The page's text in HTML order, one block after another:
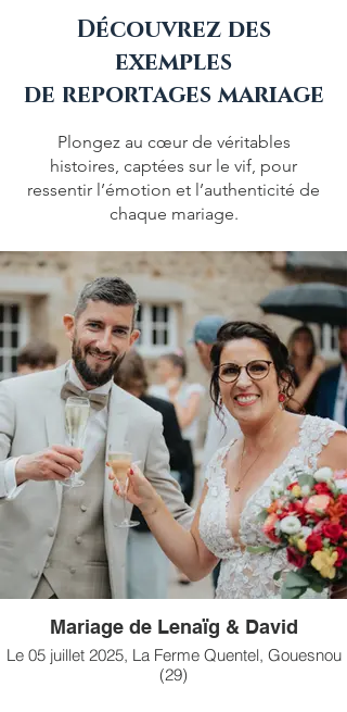
Découvrez des
exemples
de reportages mariage
Plongez au cœur de véritables
histoires, captées sur le vif, pour
ressentir l’émotion et l’authenticité de
chaque mariage.
Mariage de Lenaïg & David
Le 05 juillet 2025, La Ferme Quentel, Gouesnou
(29)